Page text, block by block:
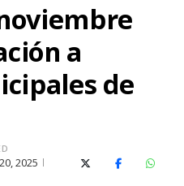
a
de
2025
X (Twitter)Facebook